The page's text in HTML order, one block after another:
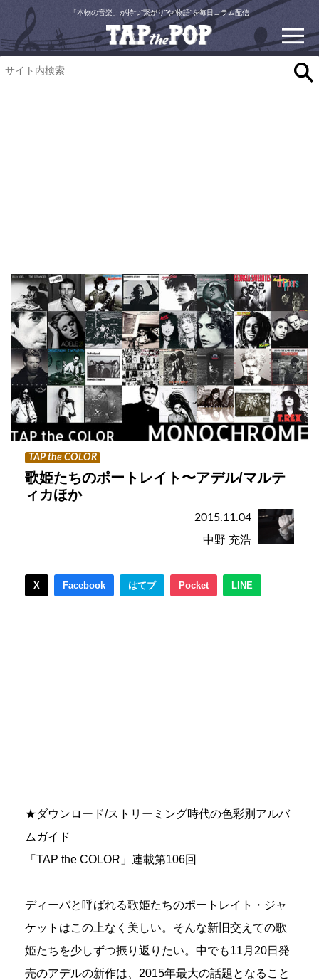
「本物の音楽」が持つ“繋がり”や“物語”を毎日コラム配信
TAP the COLOR
歌姫たちのポートレイト〜アデル/マルテ
ィカほか
2015.11.04
中野 充浩
X Facebook はてブ Pocket LINE
★ダウンロード/ストリーミング時代の色彩別アルバ
ムガイド
「TAP the COLOR」連載第106回
ディーバと呼ばれる歌姫たちのポートレイト・ジャ
ケットはこの上なく美しい。そんな新旧交えての歌
姫たちを少しずつ振り返りたい。中でも11月20日発
売のアデルの新作は、2015年最大の話題となること